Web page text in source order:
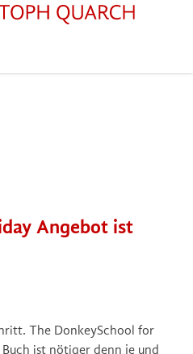
Angebot ist
The DonkeySchool for
ist nötiger denn je und